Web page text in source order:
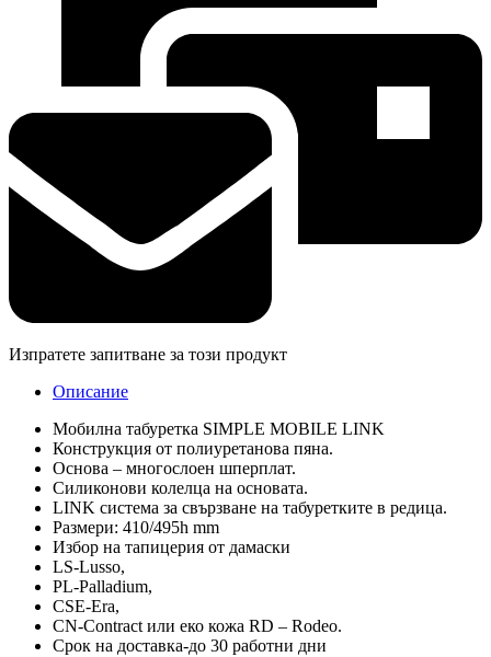
Изпратете запитване за този продукт
Описание
Мобилна табуретка SIMPLE MOBILE LINK
Конструкция от полиуретанова пяна.
Основа – многослоен шперплат.
Силиконови колелца на основата.
LINK система за свързване на табуретките в редица.
Размери: 410/495h mm
Избор на тапицерия от дамаски
LS-Lusso,
PL-Palladium,
CSE-Era,
CN-Contract или eко кожа RD – Rodeo.
Срок на доставка-до 30 работни дни